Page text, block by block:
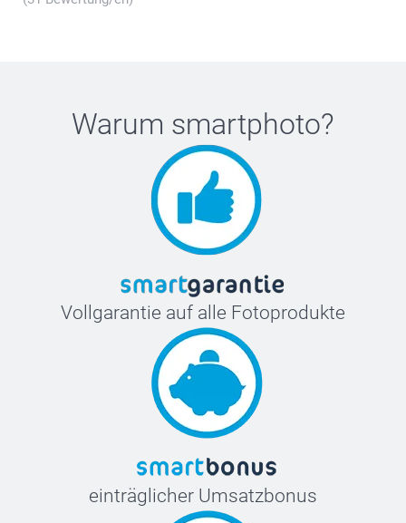
Warum smartphoto?
Vollgarantie auf alle Fotoprodukte
einträglicher Umsatzbonus